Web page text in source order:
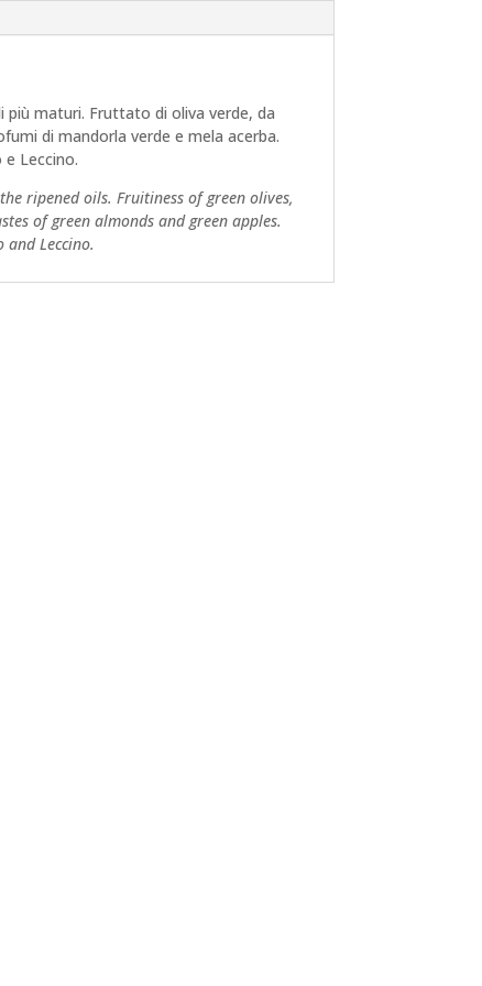
maturi. Fruttato di oliva verde, da
di mandorla verde e mela acerba.
Leccino.
ripened oils. Fruitiness of green olives,
of green almonds and green apples.
Leccino.